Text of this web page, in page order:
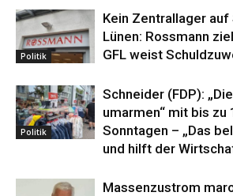
Politik
Kein Zentrallager auf
Lünen: Rossmann
GFL weist
Politik
Schneider (FDP):
umarmen“ mit bis zu
Sonntagen – „Das
und hilft der
Massenzustrom